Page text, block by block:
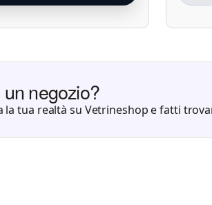
un negozio?
la tua realtà su Vetrineshop e fatti